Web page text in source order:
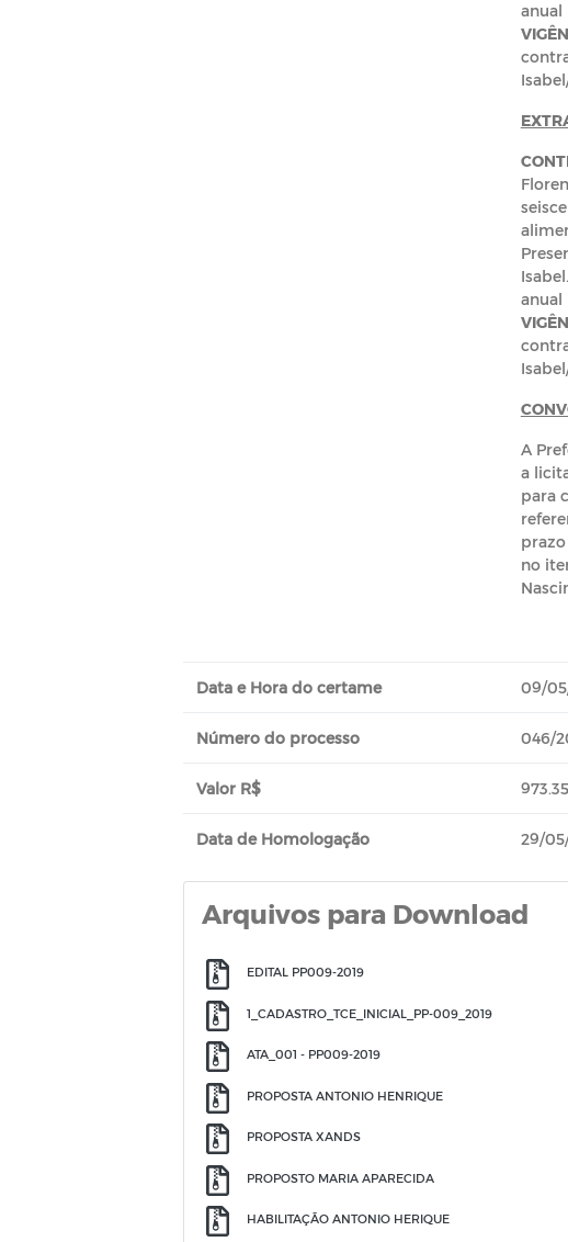
anual
Isabel.
anual
A
a
para
no
Data e Hora do certame 09/
Número do processo 046/
Valor R$
Data de Homologação 29/
Arquivos para Download
EDITAL PP009-2019
1_CADASTRO_TCE_INICIAL_PP-009_2019
ATA_001 - PP009-2019
PROPOSTA ANTONIO HENRIQUE
PROPOSTA XANDS
PROPOSTO MARIA APARECIDA
HABILITAÇÃO ANTONIO HERIQUE